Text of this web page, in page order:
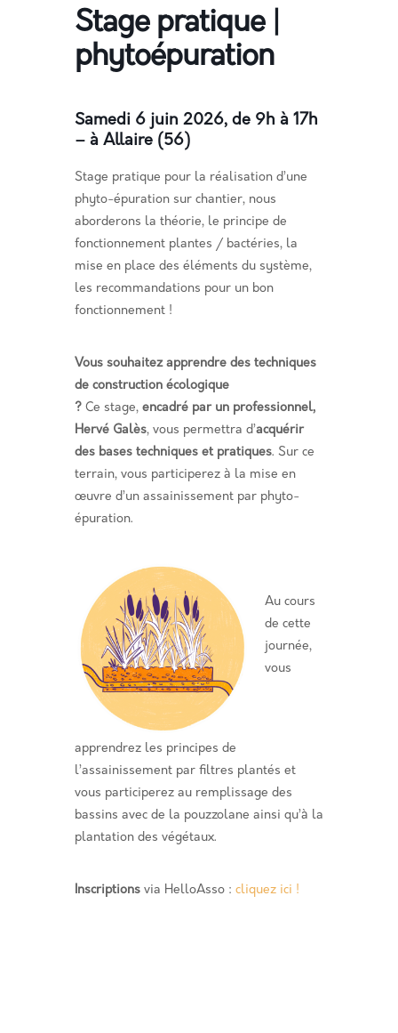
Stage pratique |
phytoépuration
Samedi 6 juin 2026, de 9h à 17h
– à Allaire (56)
Stage pratique pour la réalisation d’une
phyto-épuration sur chantier, nous
aborderons la théorie, le principe de
fonctionnement plantes / bactéries, la
mise en place des éléments du système,
les recommandations pour un bon
fonctionnement !
Vous souhaitez apprendre des techniques
de construction écologique
? Ce stage, encadré par un professionnel,
Hervé Galès, vous permettra d’acquérir
des bases techniques et pratiques. Sur ce
terrain, vous participerez à la mise en
œuvre d’un assainissement par phyto-
épuration.
Au cours
de cette
journée,
vous
apprendrez les principes de
l’assainissement par filtres plantés et
vous participerez au remplissage des
bassins avec de la pouzzolane ainsi qu’à la
plantation des végétaux.
Inscriptions via HelloAsso : cliquez ici !